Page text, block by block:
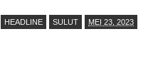
HEADLINE SULUT MEI 23, 2023